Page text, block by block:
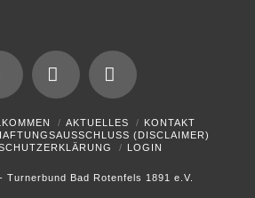
YouTubeInstagram
AKTUELLES
KONTAKT
(DISCLAIMER)
LOGIN
Turnerbund Bad Rotenfels 1891 e.V.